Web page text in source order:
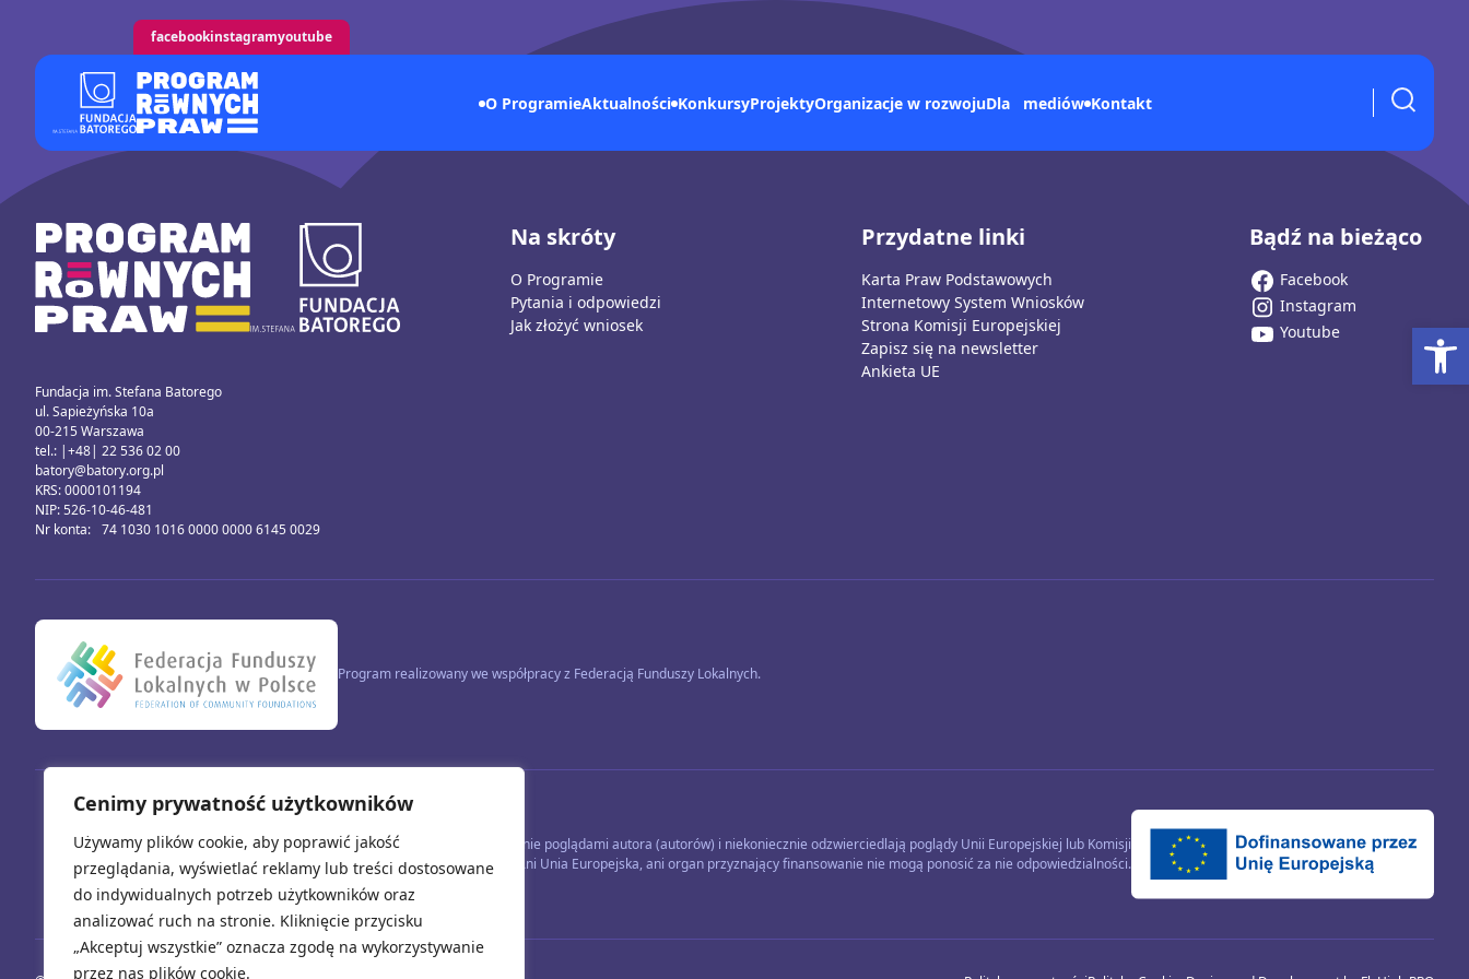
Cenimy prywatność użytkowników
Używamy plików cookie, aby poprawić jakość
przeglądania, wyświetlać reklamy lub treści dostosowane
do indywidualnych potrzeb użytkowników oraz
analizować ruch na stronie. Kliknięcie przycisku
„Akceptuj wszystkie” oznacza zgodę na wykorzystywanie
przez nas plików cookie.
facebookinstagramyoutube
O ProgramieAktualności KonkursyProjektyOrganizacje w rozwojuDla mediów Kontakt
Fundacja im. Stefana Batorego
ul. Sapieżyńska 10a
00-215 Warszawa
tel.: |+48| 22 536 02 00
batory@batory.org.pl
KRS: 0000101194
NIP: 526-10-46-481
Nr konta: 74 1030 1016 0000 0000 6145 0029
Na skróty
O Programie
Pytania i odpowiedzi
Jak złożyć wniosek
Przydatne linki
Karta Praw Podstawowych
Internetowy System Wniosków
Strona Komisji Europejskiej
Zapisz się na newsletter
Ankieta UE
Bądź na bieżąco
Facebook
Instagram
Youtube
Program realizowany we współpracy z Federacją Funduszy Lokalnych.
Sfinansowano przez Unię Europejską. Wyrażone opinie i poglądy są wyłącznie poglądami autora (autorów) i niekoniecznie odzwierciedlają poglądy Unii Europejskiej lub Komisji
Europejskiej. Ani Unia Europejska, ani organ przyznający finansowanie nie mogą ponosić za nie odpowiedzialności.